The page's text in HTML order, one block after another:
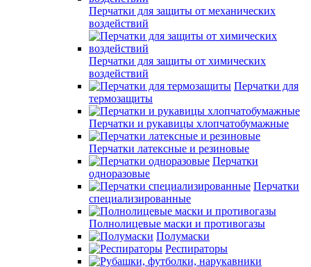
Перчатки для защиты от механических
воздействий
Перчатки для защиты от химических
воздействий
Перчатки для
термозащиты
Перчатки и рукавицы хлопчатобумажные
Перчатки латексные и резиновые
Перчатки
одноразовые
Перчатки
специализированные
Полнолицевые маски и противогазы
Полумаски
Респираторы